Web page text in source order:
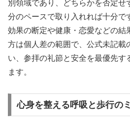
別領域であり、どちらかを否定せ
分のペースで取り入れれば十分で
効果の断定や健康・恋愛などの結
方は個人差の範囲で、公式未記載
い、参拝の礼節と安全を最優先す
ます。
心身を整える呼吸と歩行の